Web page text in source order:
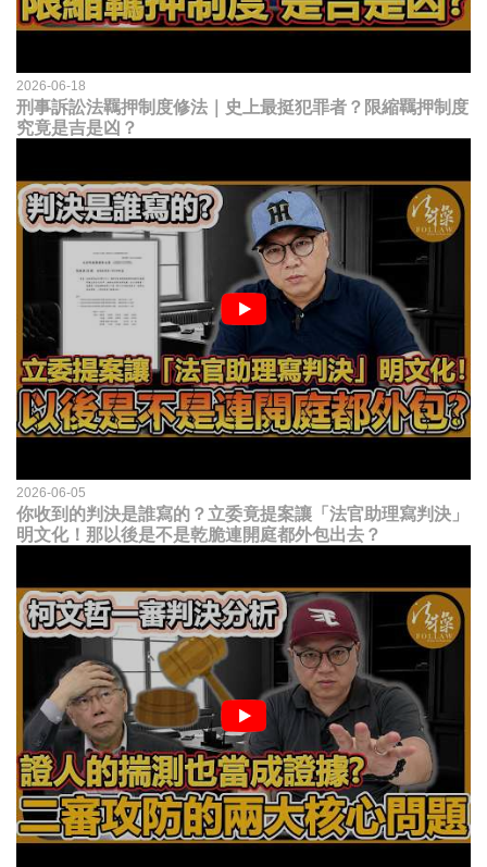
2026-06-18
刑事訴訟法羈押制度修法｜史上最挺犯罪者？限縮羈押制度
究竟是吉是凶？
2026-06-05
你收到的判決是誰寫的？立委竟提案讓「法官助理寫判決」
明文化！那以後是不是乾脆連開庭都外包出去？